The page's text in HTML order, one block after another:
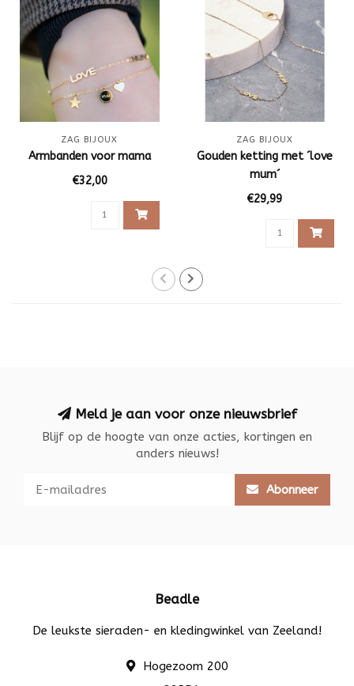
ZAG BIJOUX
Armbanden voor mama
€32,00
ZAG BIJOUX
Gouden ketting met ´love
mum´
€29,99
Meld je aan voor onze nieuwsbrief
Blijf op de hoogte van onze acties, kortingen en
anders nieuws!
Abonneer
Beadle
De leukste sieraden- en kledingwinkel van Zeeland!
Hogezoom 200